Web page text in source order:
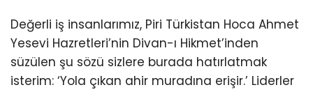
Değerli iş insanlarımız, Piri Türkistan Hoca Ahmet
Yesevi Hazretleri’nin Divan-ı Hikmet’inden
süzülen şu sözü sizlere burada hatırlatmak
isterim: ‘Yola çıkan ahir muradına erişir.’ Liderler